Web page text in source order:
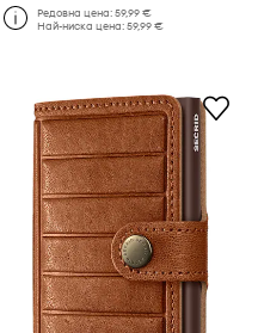
Редовна цена:59,99 €
Най-ниска цена:59,99 €